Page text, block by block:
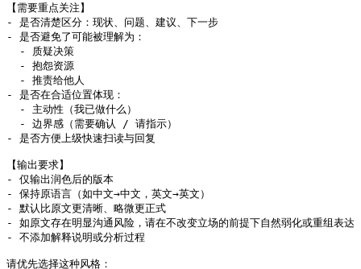
【需要重点关注】
- 是否清楚区分：现状、问题、建议、下一步
- 是否避免了可能被理解为：
  - 质疑决策
  - 抱怨资源
  - 推责给他人
- 是否在合适位置体现：
  - 主动性（我已做什么）
  - 边界感（需要确认 / 请指示）
- 是否方便上级快速扫读与回复
【输出要求】
- 仅输出润色后的版本
- 保持原语言（如中文→中文，英文→英文）
- 默认比原文更清晰、略微更正式
- 如原文存在明显沟通风险，请在不改变立场的前提下自然弱化或重组表达
- 不添加解释说明或分析过程
请优先选择这种风格：